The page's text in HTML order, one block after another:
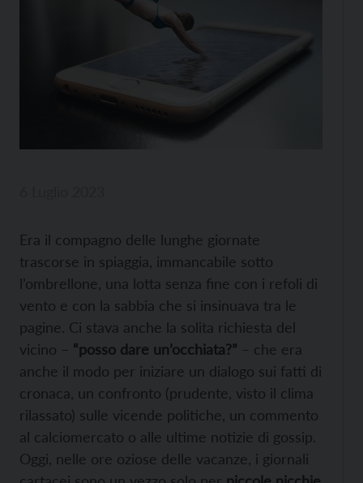
Era il compagno delle lunghe giornate
trascorse in spiaggia, immancabile sotto
l’ombrellone, una lotta senza fine con i refoli di
vento e con la sabbia che si insinuava tra le
pagine. Ci stava anche la solita richiesta del
vicino – “posso dare un’occhiata?” – che era
anche il modo per iniziare un dialogo sui fatti di
cronaca, un confronto (prudente, visto il clima
rilassato) sulle vicende politiche, un commento
al calciomercato o alle ultime notizie di gossip.
Oggi, nelle ore oziose delle vacanze, i giornali